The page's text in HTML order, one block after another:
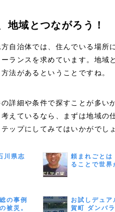
地域とつながろう！
自治体では、住んでいる場所
ランスを求めています。地域
法があるということですね。
詳細や条件で探すことが多い
えているなら、まずは地域の
ップにしてみてはいかがでし
川県志
頼まれごとは
ることで世
の事例
被災。
お試しデュア
賀町 ダンバ